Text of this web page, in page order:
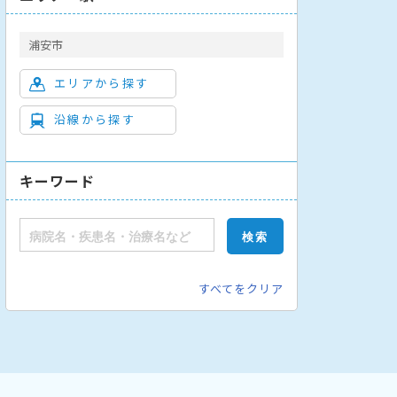
浦安市
エリアから探す
沿線から探す
キーワード
すべてをクリア